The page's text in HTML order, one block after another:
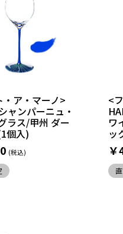
・ア・マーノ>
ャンパーニュ・
ラス/甲州 ダー
個入)
<
ワ
ッ